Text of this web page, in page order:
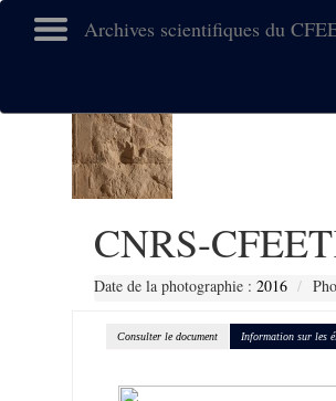
Archives scientifiques du
CNRS-
Date de la photographie : 2016
Consulter le document Information sur les